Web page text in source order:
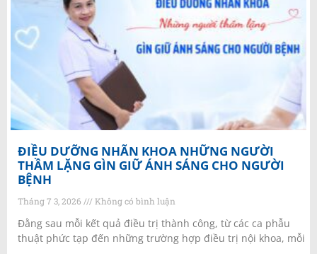
ĐIỀU DƯỠNG NHÃN KHOA NHỮNG NGƯỜI
THẦM LẶNG GÌN GIỮ ÁNH SÁNG CHO NGƯỜI
BỆNH
Tháng 7 3, 2026 Không có bình luận
Đằng sau mỗi kết quả điều trị thành công, từ các ca phẫu
thuật phức tạp đến những trường hợp điều trị nội khoa, mỗi